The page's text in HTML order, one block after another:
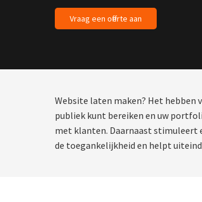
Vraag een offerte aan
Website laten maken? Het hebben
publiek kunt bereiken en uw
met klanten. Daarnaast stimuleert
de toegankelijkheid en helpt